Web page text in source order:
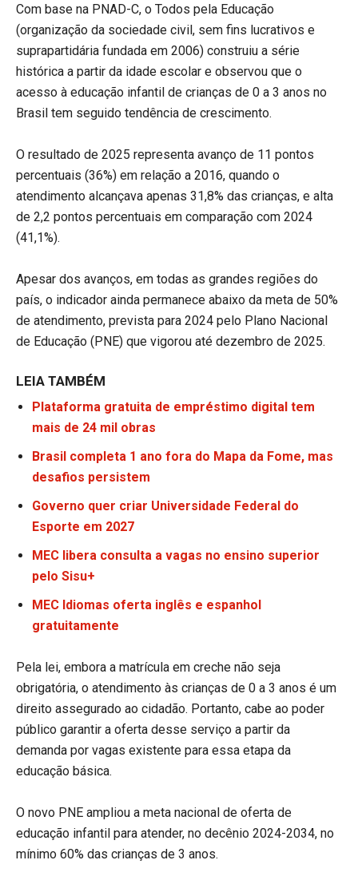
Com base na PNAD-C, o Todos pela Educação
(organização da sociedade civil, sem fins lucrativos e
suprapartidária fundada em 2006) construiu a série
histórica a partir da idade escolar e observou que o
acesso à educação infantil de crianças de 0 a 3 anos no
Brasil tem seguido tendência de crescimento.
O resultado de 2025 representa avanço de 11 pontos
percentuais (36%) em relação a 2016, quando o
atendimento alcançava apenas 31,8% das crianças, e alta
de 2,2 pontos percentuais em comparação com 2024
(41,1%).
Apesar dos avanços, em todas as grandes regiões do
país, o indicador ainda permanece abaixo da meta de 50%
de atendimento, prevista para 2024 pelo Plano Nacional
de Educação (PNE) que vigorou até dezembro de 2025.
LEIA TAMBÉM
Plataforma gratuita de empréstimo digital tem
mais de 24 mil obras
Brasil completa 1 ano fora do Mapa da Fome, mas
desafios persistem
Governo quer criar Universidade Federal do
Esporte em 2027
MEC libera consulta a vagas no ensino superior
pelo Sisu+
MEC Idiomas oferta inglês e espanhol
gratuitamente
Pela lei, embora a matrícula em creche não seja
obrigatória, o atendimento às crianças de 0 a 3 anos é um
direito assegurado ao cidadão. Portanto, cabe ao poder
público garantir a oferta desse serviço a partir da
demanda por vagas existente para essa etapa da
educação básica.
O novo PNE ampliou a meta nacional de oferta de
educação infantil para atender, no decênio 2024-2034, no
mínimo 60% das crianças de 3 anos.